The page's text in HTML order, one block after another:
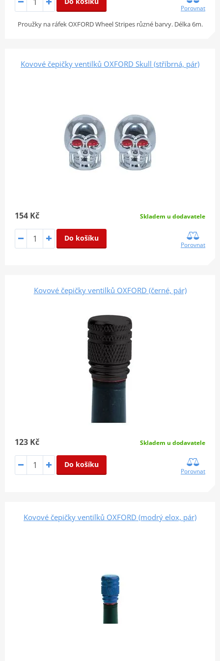
Porovnat
Proužky na ráfek OXFORD Wheel Stripes různé barvy. Délka 6m.
Kovové čepičky ventilků OXFORD Skull (stříbrná, pár)
154 Kč Skladem u dodavatele
Do košíku
Porovnat
Kovové čepičky ventilků OXFORD (černé, pár)
123 Kč Skladem u dodavatele
Do košíku
Porovnat
Kovové čepičky ventilků OXFORD (modrý elox, pár)